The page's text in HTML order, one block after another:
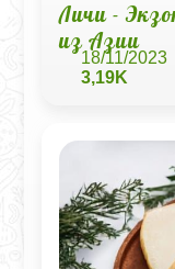
Личи -
из Азии
18/11/2023
3,19K